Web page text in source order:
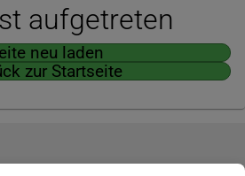
aufgetreten
neu laden
zur Startseite